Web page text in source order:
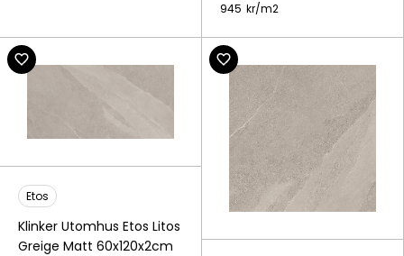
945 kr/m2
Etos
Klinker Utomhus Etos Litos
Greige Matt 60x120x2cm